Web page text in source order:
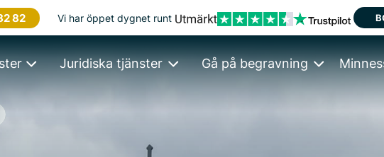
82 Vi har öppet dygnet runt
Juridiska tjänster Gå på begravning